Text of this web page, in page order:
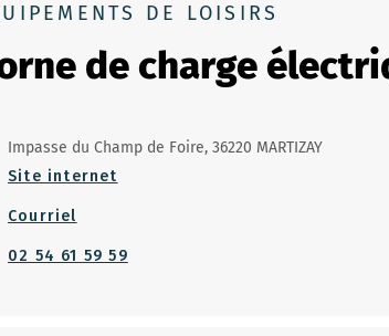
DE LOISIRS
de charge
Impasse du Champ de Foire, 36220 MARTIZAY
Site internet
Courriel
02 54 61 59 59